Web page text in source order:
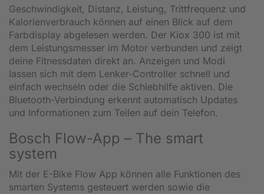
Geschwindigkeit, Distanz, Leistung, Trittfrequenz und
Kalorienverbrauch können auf einen Blick auf dem
Farbdisplay abgelesen werden. Der Kiox 300 ist mit
dem Leistungsmesser im Motor verbunden und zeigt
deine Fitnessdaten direkt an. Anzeigen und Modi
lassen sich mit dem Lenker-Controller schnell und
einfach wechseln oder die Schiebhilfe aktiven. Die
Bluetooth-Verbindung erkennt automatisch Updates
und Informationen zum Teilen auf dein Telefon.
Bosch Flow-App – The smart
system
Mit der E-Bike Flow App können alle Funktionen des
smarten Systems gesteuert werden sowie die